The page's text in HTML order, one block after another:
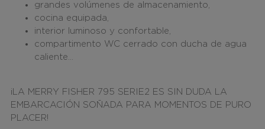
grandes volúmenes de almacenamiento,
cocina equipada,
interior luminoso y confortable,
compartimento WC cerrado con ducha de agua
caliente…
¡LA MERRY FISHER 795 SERIE2 ES SIN DUDA LA
EMBARCACIÓN SOÑADA PARA MOMENTOS DE PURO
PLACER!